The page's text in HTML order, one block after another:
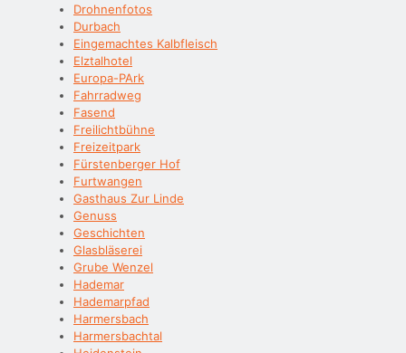
Drohnenfotos
Durbach
Eingemachtes Kalbfleisch
Elztalhotel
Europa-PArk
Fahrradweg
Fasend
Freilichtbühne
Freizeitpark
Fürstenberger Hof
Furtwangen
Gasthaus Zur Linde
Genuss
Geschichten
Glasbläserei
Grube Wenzel
Hademar
Hademarpfad
Harmersbach
Harmersbachtal